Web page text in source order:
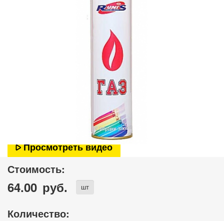
Просмотреть видео
Стоимость:
64.00 руб. шт
Количество: